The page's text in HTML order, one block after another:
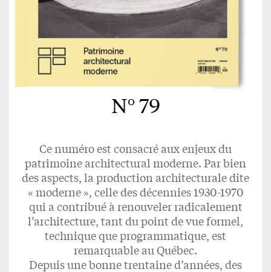
N° 79
Ce numéro est consacré aux enjeux du
patrimoine architectural moderne. Par bien
des aspects, la production architecturale dite
« moderne », celle des décennies 1930-1970
qui a contribué à renouveler radicalement
l’architecture, tant du point de vue formel,
technique que programmatique, est
remarquable au Québec.
Depuis une bonne trentaine d’années, des